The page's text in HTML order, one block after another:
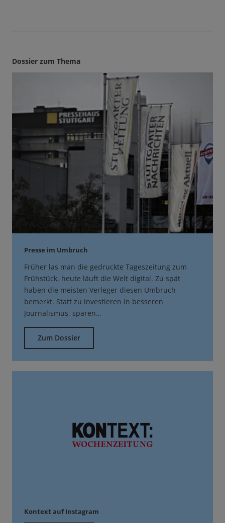
Dossier zum Thema
Presse im Umbruch
Früher las man die gedruckte Tageszeitung zum
Frühstück, heute läuft die Welt digital. Zu spät
haben die meisten Verleger diesen Umbruch
bemerkt. Statt zu investieren in besseren
Journalismus, sparen…
Zum Dossier
Kontext auf Instagram